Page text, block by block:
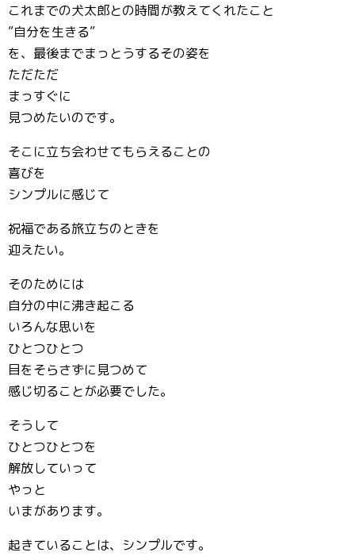
これまでの犬太郎との時間が教えてくれたこと
”自分を生きる”
を、最後までまっとうするその姿を
ただただ
まっすぐに
見つめたいのです。
そこに立ち会わせてもらえることの
喜びを
シンプルに感じて
祝福である旅立ちのときを
迎えたい。
そのためには
自分の中に沸き起こる
いろんな思いを
ひとつひとつ
目をそらさずに見つめて
感じ切ることが必要でした。
そうして
ひとつひとつを
解放していって
やっと
いまがあります。
起きていることは、シンプルです。